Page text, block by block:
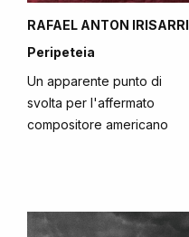
RAFAEL ANTON IRISARRI
Peripeteia
Un apparente punto di
svolta per l'affermato
compositore americano